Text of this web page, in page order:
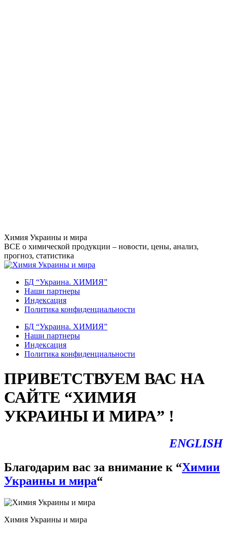
Перейти
к
содержанию
Химия Украины и мира
ВСЕ о химической продукции – новости, цены, анализ,
прогноз, статистика
БД “Украина. ХИМИЯ”
Наши партнеры
Индексация
Политика конфиденциальности
БД “Украина. ХИМИЯ”
Наши партнеры
Индексация
Политика конфиденциальности
ПРИВЕТСТВУЕМ ВАС НА
САЙТЕ “ХИМИЯ
УКРАИНЫ И МИРА” !
ENGLISH
Благодарим вас за внимание к “Химии
Украины и мира“
Химия Украины и мира